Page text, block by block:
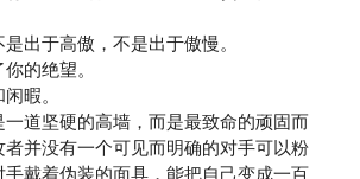
出于高傲，不是出于傲慢。
的绝望。
暇。
道坚硬的高墙，而是最致命的顽固而
并没有一个可见而明确的对手可以粉
戴着伪装的面具，能把自己变成一百